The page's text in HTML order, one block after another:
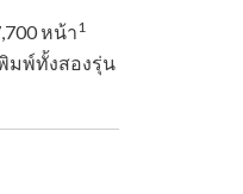
หน้า1
มพ์ทั้งสองรุ่น